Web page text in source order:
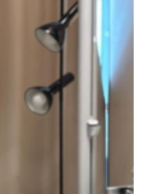
del